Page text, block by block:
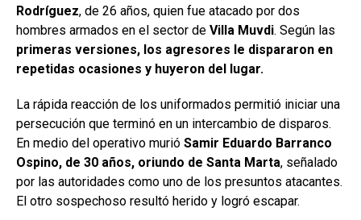
Rodríguez, de 26 años, quien fue atacado por dos
hombres armados en el sector de Villa Muvdi. Según las
primeras versiones, los agresores le dispararon en
repetidas ocasiones y huyeron del lugar.
La rápida reacción de los uniformados permitió iniciar una
persecución que terminó en un intercambio de disparos.
En medio del operativo murió Samir Eduardo Barranco
Ospino, de 30 años, oriundo de Santa Marta, señalado
por las autoridades como uno de los presuntos atacantes.
El otro sospechoso resultó herido y logró escapar.